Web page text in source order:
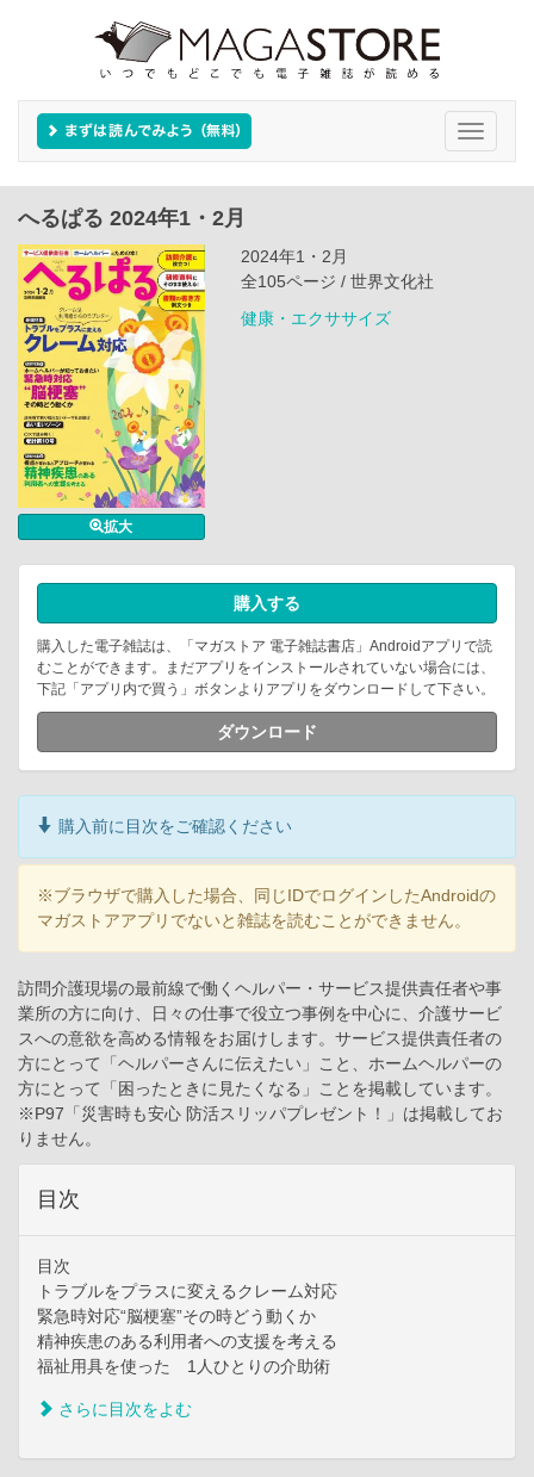
Toggle
へるぱる 2024年1・2月
拡大
2024年1・2月
全105ページ / 世界文化社
健康・エクササイズ
購入する
購入した電子雑誌は、「マガストア 電子雑誌書店」Androidアプリで読
むことができます。まだアプリをインストールされていない場合には、
下記「アプリ内で買う」ボタンよりアプリをダウンロードして下さい。
ダウンロード
購入前に目次をご確認ください
※ブラウザで購入した場合、同じIDでログインしたAndroidの
マガストアアプリでないと雑誌を読むことができません。
訪問介護現場の最前線で働くヘルパー・サービス提供責任者や事
業所の方に向け、日々の仕事で役立つ事例を中心に、介護サービ
スへの意欲を高める情報をお届けします。サービス提供責任者の
方にとって「ヘルパーさんに伝えたい」こと、ホームヘルパーの
方にとって「困ったときに見たくなる」ことを掲載しています。
※P97「災害時も安心 防活スリッパプレゼント！」は掲載してお
りません。
目次
目次
トラブルをプラスに変えるクレーム対応
緊急時対応“脳梗塞”その時どう動くか
精神疾患のある利用者への支援を考える
福祉用具を使った 1人ひとりの介助術
さらに目次をよむ